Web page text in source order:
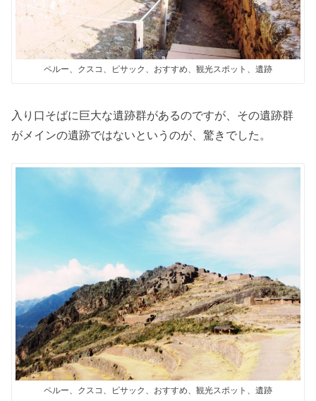
ペルー、クスコ、ピサック、おすすめ、観光スポット、遺跡
入り口そばに巨大な遺跡群があるのですが、その遺跡群
がメインの遺跡ではないというのが、驚きでした。
ペルー、クスコ、ピサック、おすすめ、観光スポット、遺跡